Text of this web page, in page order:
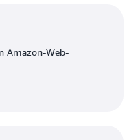
Amazon-Web-